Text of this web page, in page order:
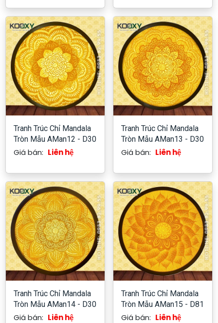
Tranh Trúc Chỉ Mandala
Tròn Mẫu AMan12 - D30
Giá bán: Liên hệ
Tranh Trúc Chỉ Mandala
Tròn Mẫu AMan13 - D30
Giá bán: Liên hệ
Tranh Trúc Chỉ Mandala
Tròn Mẫu AMan14 - D30
Giá bán: Liên hệ
Tranh Trúc Chỉ Mandala
Tròn Mẫu AMan15 - D81
Giá bán: Liên hệ